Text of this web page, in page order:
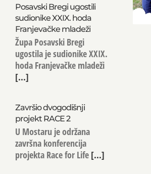
Posavski Bregi ugostili
sudionike XXIX. hoda
Franjevačke mladeži
Župa Posavski Bregi
ugostila je sudionike XXIX.
hoda Franjevačke mladeži
[...]
Završio dvogodišnji
projekt RACE 2
U Mostaru je održana
završna konferencija
projekta Race for Life[...]